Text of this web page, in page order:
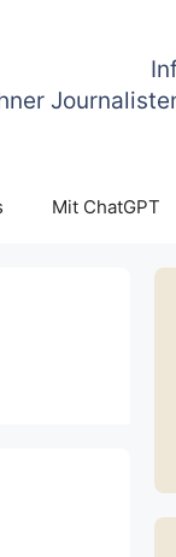
Mit ChatGPT